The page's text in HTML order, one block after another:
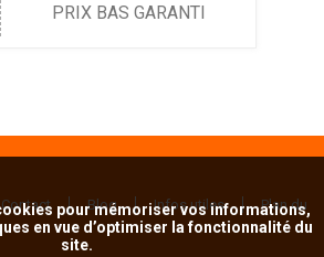
PRIX BAS GARANTI
Contact Blog Infos utiles
Plan du
pour mémoriser vos informations,
en vue d’optimiser la fonctionnalité du
site.